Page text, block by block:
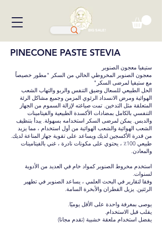
BIG SALE!
ستيفيا معجون الصنوبر
معجون الصنوبر المخروطي الخالي من السكر "مطور خصيصاً
مع ستيفيا لمرضى السكر"
الحل الطبيعي للسعال وضيق التنفس والربو والتهاب الشعب
الهوائية ومرض الانسداد الرئوي المزمن وجميع مشاكل الرئة
المتعلقة مثل التدخين. تمت صياغته لإزالة السموم من الجهاز
التنفسي بالكامل بمضادات الأكسدة الطبيعية والفيتامينات
والدبس. يمكن لمرضى السكر استخدامه بسهولة. يبدأ بتنظيف
الشعب الهوائية والشعب الهوائية من أول استخدام ، مما يزيد
من قدرة الأكسجين لديك ويساعد على تقوية جهاز المناعة لديك.
طبيعي 100٪ ، يحتوي على مكونات نادرة ، غني بالفيتامينات
والمعادن.
استخدم مخروط الصنوبر كمواد خام في العديد من الأدوية
لسنوات.
وفقا لتقارير في البحث العلمي ، يساعد الصنوبر في تطهير
الرئتين. يزيل القطران والأبخرة السامة.
يوصى بمغرفة واحدة على الأقل يوميًا.
يقلب قبل الاستخدام.
يفضل استخدام ملعقة خشبية (تقدم مجانا)
PINECONE PASTE STEVIA